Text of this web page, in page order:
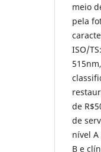
meio
pela
ISO/
de
de
nível
B e